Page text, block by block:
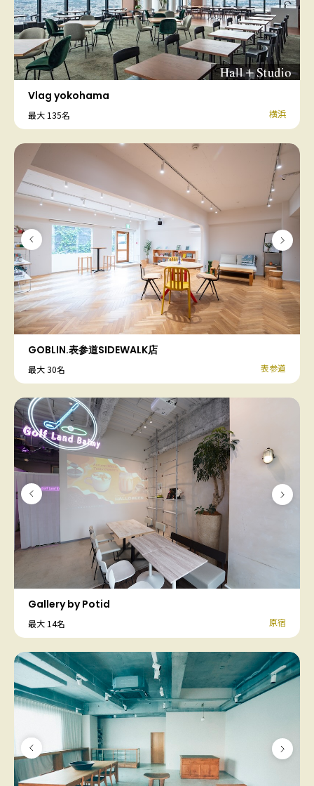
Vlag yokohama
最大 135名 横浜
GOBLIN.表参道SIDEWALK店
最大 30名 表参道
Gallery by Potid
最大 14名 原宿